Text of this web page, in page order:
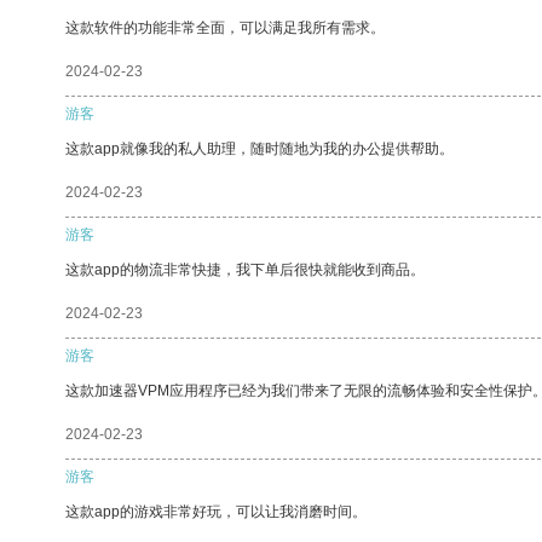
这款软件的功能非常全面，可以满足我所有需求。
2024-02-23
游客
这款app就像我的私人助理，随时随地为我的办公提供帮助。
2024-02-23
游客
这款app的物流非常快捷，我下单后很快就能收到商品。
2024-02-23
游客
这款加速器VPM应用程序已经为我们带来了无限的流畅体验和安全性保护
2024-02-23
游客
这款app的游戏非常好玩，可以让我消磨时间。